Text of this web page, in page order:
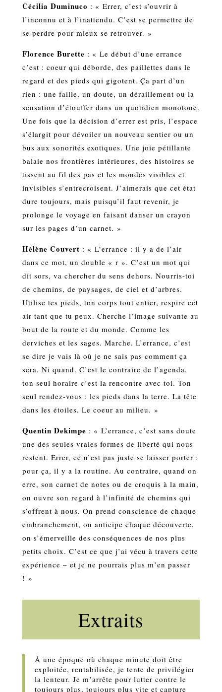
Cécilia Duminuco : « Errer, c’est s’ouvrir à
l’inconnu et à l’inattendu. C’est se permettre de
se perdre pour mieux se retrouver. »
Florence Burette : « Le début d’une errance
c’est : coeur qui déborde, des paillettes dans le
regard et des pieds qui gigotent. Ça part d’un
rien : une faille, un doute, un déraillement ou la
sensation d’étouffer dans un quotidien monotone.
Une fois que la décision d’errer est pris, l’espace
s’élargit pour dévoiler un nouveau sentier ou un
bus aux sonorités exotiques. Une joie pétillante
balaie nos frontières intérieures, des histoires se
tissent au fil des pas et les mondes visibles et
invisibles s’entrecroisent. J’aimerais que cet état
dure toujours, mais puisqu’il faut revenir, je
prolonge le voyage en faisant danser un crayon
sur les pages d’un carnet. »
Hélène Couvert : « L’errance : il y a de l’air
dans ce mot, un double « r ». C’est un mot qui
dit sors, va chercher du sens dehors. Nourris-toi
de chemins, de paysages, de ciel et d’arbres.
Utilise tes pieds, ton corps tout entier, respire cet
air tant que tu peux. Cherche l’image suivante au
bout de la route et du monde. Comme les
derviches et les sages. Marche. L’errance, c’est
se dire je vais là où je ne sais pas comment ça
sera. Ni quand. C’est le contraire de l’agenda,
ton seul horaire c’est la rencontre avec toi. Ton
seul rendez-vous : les pieds dans la terre. La tête
dans les étoiles. Le coeur au milieu. »
Quentin Dekimpe : « L’errance, c’est sans doute
une des seules vraies formes de liberté qui nous
restent. Errer, ce n’est pas juste se laisser porter :
pour ça, il y a la routine. Au contraire, quand on
erre, son carnet de notes ou de croquis à la main,
on ouvre son regard à l’infinité de chemins qui
s’offrent à nous. On prend conscience de chaque
embranchement, on anticipe chaque découverte,
on s’émerveille des conséquences de nos plus
petits choix. C’est ce que j’ai vécu à travers cette
expérience – et je ne pourrais plus m’en passer
! »
Extraits
À une époque où chaque minute doit être
exploitée, rentabilisée, je tente de privilégier
la lenteur. Je m’arrête pour lutter contre le
toujours plus, toujours plus vite et capture